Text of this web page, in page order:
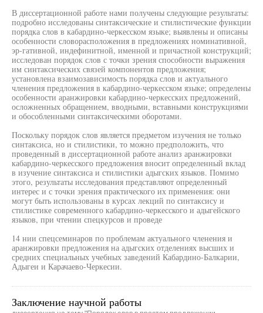
В диссертационной работе нами получены следующие результаты:
подробно исследованы синтаксические и стилистические функции
порядка слов в кабардино-черкесском языке; выявлены и описаны
особенности словорасположения в предложениях номинативной,
эр-гативной, индефинитной, именной и причастной конструкций;
исследован порядок слов с точки зрения способности выражения
им синтаксических связей компонентов предложения;
установлена взаимозависимость порядка слов и актуального
членения предложения в кабардино-черкесском языке; определены
особенности аранжировки кабардино-черкесских предложений,
осложненных обращением, вводными, вставными конструкциями
и обособленными синтаксическими оборотами.
Поскольку порядок слов является предметом изучения не только
синтаксиса, но и стилистики, то можно предположить, что
проведенный в диссертационной работе анализ аранжировки
кабардино-черкесского предложения вносит определенный вклад
в изучение синтаксиса и стилистики адыгских языков. Помимо
этого, результаты исследования представляют определенный
интерес и с точки зрения практического их применения: они
могут быть использованы в курсах лекций по синтаксису и
стилистике современного кабардино-черкесского и адыгейского
языков, при чтении спецкурсов и проведе
14 нии спецсеминаров по проблемам актуального членения и
аранжировки предложения на адыгских отделениях высших и
средних специальных учебных заведений Кабардино-Балкарии,
Адыгеи и Карачаево-Черкесии.
Заключение научной работы